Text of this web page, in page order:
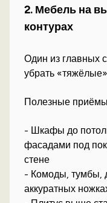
2. Мебель на
контурах
Один из главных
убрать
Полезные
- Шкафы до
фасадами под
стене
- Комоды, тумбы,
аккуратных